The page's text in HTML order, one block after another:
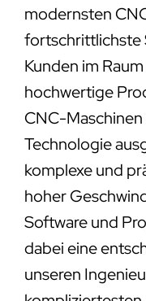
modernsten
fortschrittlichste
Kunden im
hochwertige
CNC-
Technologie
komplexe und
hoher
Software und
dabei eine
unseren